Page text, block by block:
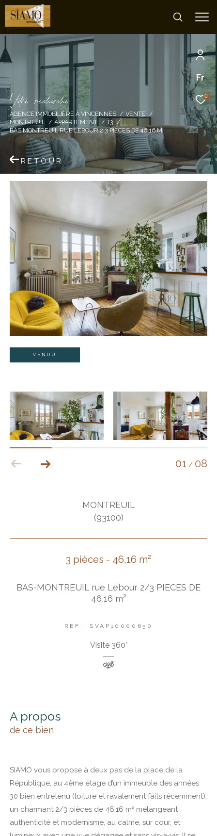
Fr
0
Vore recece
AGENCE IMMOBILIÈRE À VINCENNES
VENTE
MONTREUIL
APPARTEMENT
T3
BAS MONTREUIL RUE LEBOUR 2 3 PIECES DE 46 16 M
RETOUR
VENDU
01 / 08
MONTREUIL
(93100)
3 pièces - 46,16 m²
BAS-MONTREUIL rue Lebour 2/3 PIECES DE
46,16 m²
REF : SVAP10000650
Visite 360°
a propos
de ce bien
SIAMO vous propose à deux pas de la place de la
République, au 4ème étage d’un immeuble des années
30 bien entretenu (toiture et ravalement faits récemment),
un charmant 2/3 pièces de 46,16 m² mélangeant
authenticité et modernisme, au calme, sur cour, et